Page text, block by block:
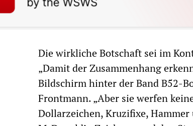
Die wirkliche Botschaft sei im
„Damit der Zusammenhang
Bildschirm hinter der Band B52-
Frontmann. „Aber sie werfen
Dollarzeichen, Kruzifixe,